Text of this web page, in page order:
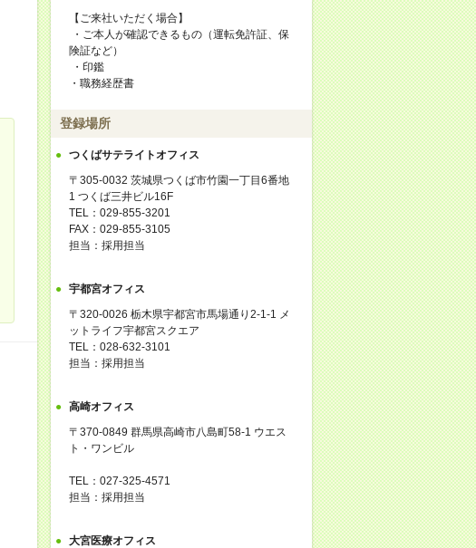
【ご来社いただく場合】
・ご本人が確認できるもの（運転免許証、保
険証など）
・印鑑
・職務経歴書
登録場所
つくばサテライトオフィス
〒305-0032 茨城県つくば市竹園一丁目6番地
1 つくば三井ビル16F
TEL：029-855-3201
FAX：029-855-3105
担当：採用担当
宇都宮オフィス
〒320-0026 栃木県宇都宮市馬場通り2-1-1 メ
ットライフ宇都宮スクエア
TEL：028-632-3101
担当：採用担当
高崎オフィス
〒370-0849 群馬県高崎市八島町58-1 ウエス
ト・ワンビル
TEL：027-325-4571
担当：採用担当
大宮医療オフィス